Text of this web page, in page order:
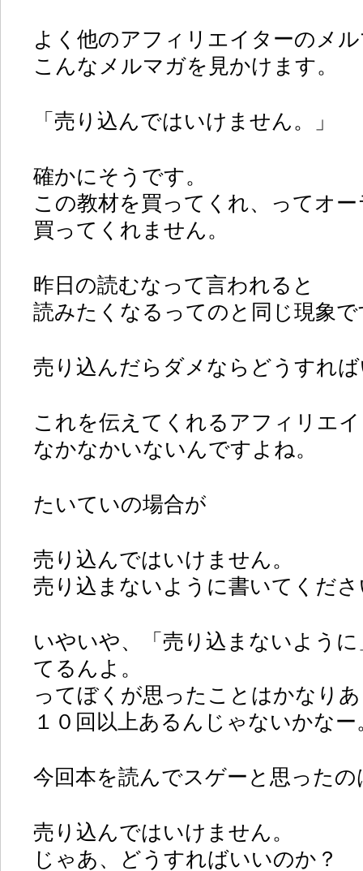
よく他のアフィリエイターのメ
こんなメルマガを見かけます。
「売り込んではいけません。」
確かにそうです。
この教材を買ってくれ、ってオ
買ってくれません。
昨日の読むなって言われると
読みたくなるってのと同じ現象
売り込んだらダメならどうすれ
これを伝えてくれるアフィリエ
なかなかいないんですよね。
たいていの場合が
売り込んではいけません。
売り込まないように書いてくだ
いやいや、「売り込まないよう
てるんよ。
ってぼくが思ったことはかなり
１０回以上あるんじゃないかなー
今回本を読んでスゲーと思ったの
売り込んではいけません。
じゃあ、どうすればいいのか？